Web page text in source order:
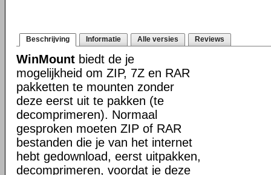
Beschrijving Informatie Alle versies Reviews
WinMount biedt de je
mogelijkheid om ZIP, 7Z en RAR
pakketten te mounten zonder
deze eerst uit te pakken (te
decomprimeren). Normaal
gesproken moeten ZIP of RAR
bestanden die je van het internet
hebt gedownload, eerst uitpakken,
decomprimeren, voordat je deze